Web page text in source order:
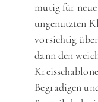
mutig für
ungenutzten
vorsichtig
dann den
Begradigen